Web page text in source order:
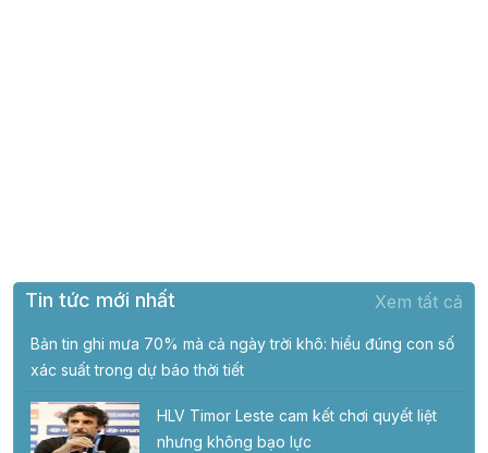
Tin tức mới nhất Xem tất cả
Bản tin ghi mưa 70% mà cả ngày trời khô: hiểu đúng con số
xác suất trong dự báo thời tiết
HLV Timor Leste cam kết chơi quyết liệt
nhưng không bạo lực